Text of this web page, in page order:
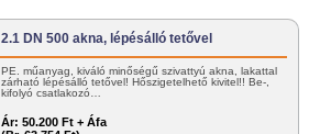
2.1 DN 500 akna, lépésálló tetővel
PE. műanyag, kiváló minőségű szivattyú akna, lakattal
zárható lépésálló tetővel! Hőszigetelhető kivitel!! Be-,
kifolyó csatlakozó…
Ár: 50.200 Ft + Áfa